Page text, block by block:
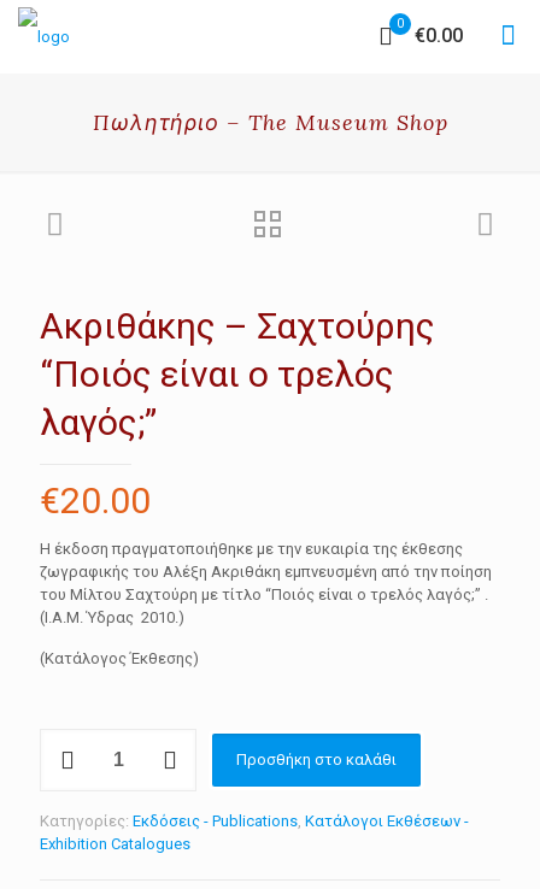
0
€0.00
Πωλητήριο – The Museum Shop
Ακριθάκης – Σαχτούρης
“Ποιός είναι ο τρελός
λαγός;”
€20.00
Η έκδοση πραγματοποιήθηκε με την ευκαιρία της έκθεσης
ζωγραφικής του Αλέξη Ακριθάκη εμπνευσμένη από την ποίηση
του Μίλτου Σαχτούρη με τίτλο “Ποιός είναι ο τρελός λαγός;” .
(Ι.Α.Μ. Ύδρας 2010.)
(Κατάλογος Έκθεσης)
είναι
ο
Προσθήκη στο καλάθι
Κατηγορίες: Εκδόσεις - Publications, Κατάλογοι Εκθέσεων -
Exhibition Catalogues